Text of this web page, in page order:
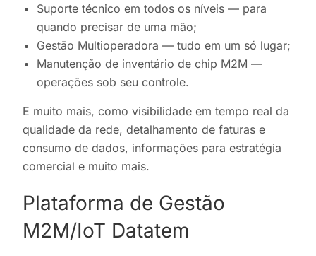
Suporte técnico em todos os níveis — para
quando precisar de uma mão;
Gestão Multioperadora — tudo em um só lugar;
Manutenção de inventário de chip M2M —
operações sob seu controle.
E muito mais, como visibilidade em tempo real da
qualidade da rede, detalhamento de faturas e
consumo de dados, informações para estratégia
comercial e muito mais.
Plataforma de Gestão
M2M/IoT Datatem